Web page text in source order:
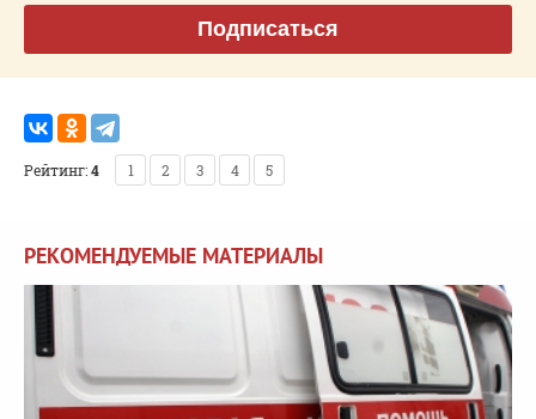
Подписаться
Рейтинг:4 1 2 3 4 5
РЕКОМЕНДУЕМЫЕ МАТЕРИАЛЫ